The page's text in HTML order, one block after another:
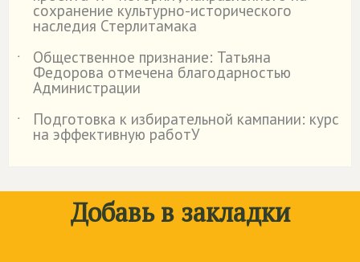
сохранение культурно-исторического
наследия Стерлитамака
˙
Общественное признание: Татьяна
Федорова отмечена благодарностью
Администрации
˙
Подготовка к избирательной кампании: курс
на эффективную работУ
Добавь в закладки